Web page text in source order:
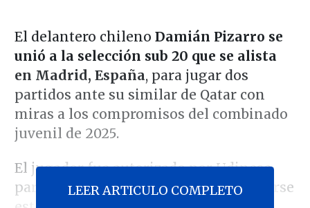
El delantero chileno Damián Pizarro se
unió a la selección sub 20 que se alista
en Madrid, España, para jugar dos
partidos ante su similar de Qatar con
miras a los compromisos del combinado
juvenil de 2025.
El jugador fue autorizado por Udinese
para participar de los duelos a disputarse
LEER ARTICULO COMPLETO